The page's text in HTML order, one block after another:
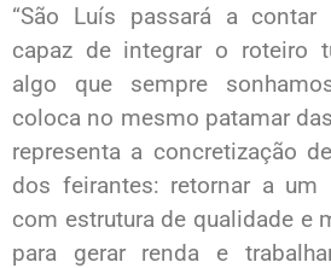
“São Luís passará a
capaz de integrar o roteiro
algo que sempre
coloca no mesmo patamar
representa a concretização
dos feirantes: retornar a um
com estrutura de qualidade e
para gerar renda e